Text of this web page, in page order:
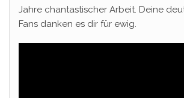
Jahre chantastischer Arbeit. Deine
Fans danken es dir für ewig.